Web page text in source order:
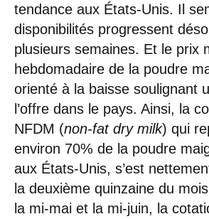
tendance aux États-Unis. Il
disponibilités progressent
plusieurs semaines. Et le prix
hebdomadaire de la poudre
orienté à la baisse soulignant
l’offre dans le pays. Ainsi, la
NFDM (non-fat dry milk) qui
environ 70% de la poudre
aux États-Unis, s’est
la deuxième quinzaine du
la mi-mai et la mi-juin, la